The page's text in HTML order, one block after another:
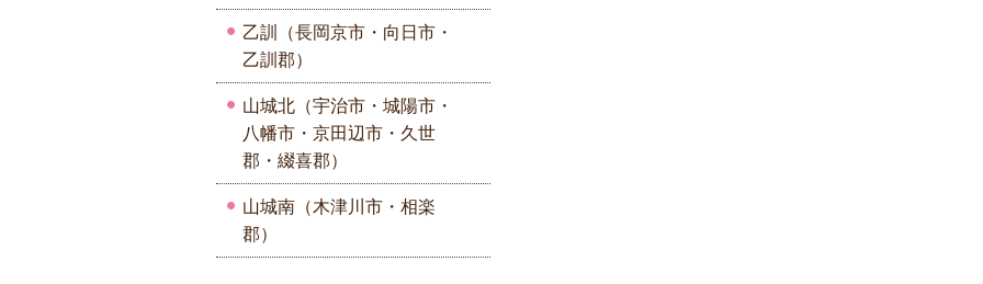
乙訓（長岡京市・向日市・
乙訓郡）
山城北（宇治市・城陽市・
八幡市・京田辺市・久世
郡・綴喜郡）
山城南（木津川市・相楽
郡）